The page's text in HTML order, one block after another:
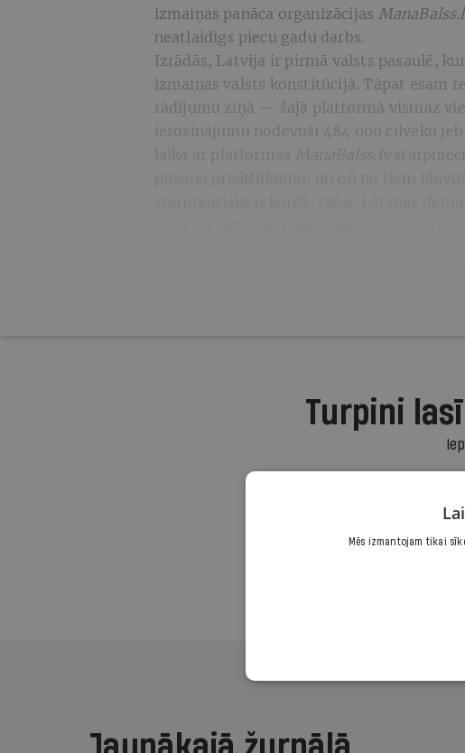
izmaiņas panāca organizācijas
neatlaidīgs piecu gadu darbs.
Izrādās, Latvija ir pirmā valsts pasaulē,
izmaiņas valsts konstitūcijā. Tāpat esam
rādījumu ziņā — šajā platformā vismaz
ierosinājumu nodevuši 484 000 cilvēku
laikā ar platformas
ManaBalss.lv
Turpini
Mēs izmantojam tikai